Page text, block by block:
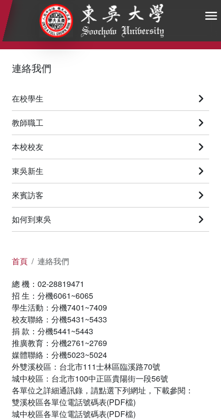
:::
連絡我們
在校學生
教師職工
本校校友
東吳新生
來賓訪客
如何到東吳
首頁
連絡我們
總 機：02-28819471
招 生：分機6061~6065
學生活動：分機7401~7409
校友聯絡：分機5431~5433
捐 款：分機5441~5443
推廣教育：分機2761~2769
媒體聯絡：分機5023~5024
外雙溪校區：台北市111士林區臨溪路70號
城中校區：台北市100中正區貴陽街一段56號
各單位之詳細通訊錄，請點選下列網址，下載參閱：
雙溪校區各單位電話號碼表(PDF檔)
城中校區各單位電話號碼表(PDF檔)